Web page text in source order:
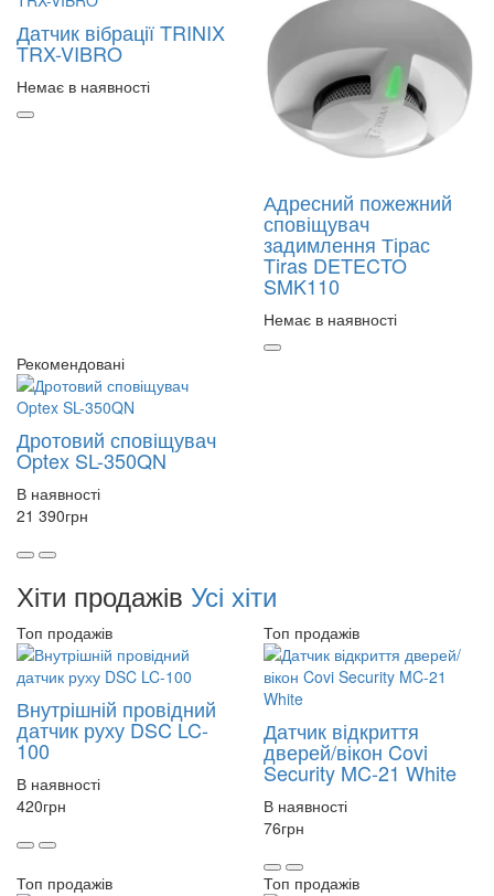
Датчик вібрації TRINIX
TRX-VIBRO
Немає в наявності
Адресний пожежний
сповіщувач
задимлення Тірас
Tiras DETECTO
SMK110
Немає в наявності
Рекомендовані
Дротовий сповіщувач
Optex SL-350QN
В наявності
21 390грн
Хіти продажів Усі хіти
Топ продажів
Внутрішній провідний
датчик руху DSC LC-
100
В наявності
420грн
Топ продажів
Датчик відкриття
дверей/вікон Covi
Security MC-21 White
В наявності
76грн
Топ продажів Топ продажів